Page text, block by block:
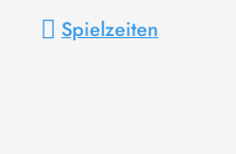
Spielzeiten